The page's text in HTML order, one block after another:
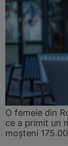
O femeie din
ce a primit un
moșteni